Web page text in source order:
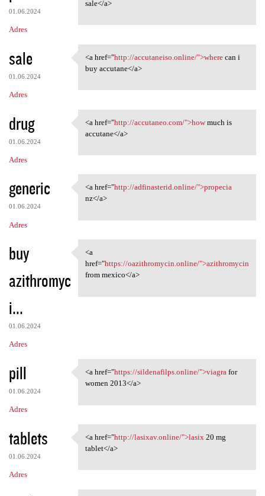
01.06.2024
Adres
sale</a>
sale
01.06.2024
Adres
<a href="http://accutaneiso
<a href="http://accutaneiso.online/">wherecan i
buy accutane</a>
drug
01.06.2024
Adres
<a href="http://accutaneo.com
<a href="http://accutaneo.com/">howmuch is
accutane</a>
generic
01.06.2024
Adres
<a href="http://adfinasterid
<a href="http://adfinasterid.online/">propecia
nz</a>
buy
azithromyc
i...
01.06.2024
Adres
<a href="https:/
<a
href="https://oazithromycin.online/">azithromycin
from mexico</a>
pill
01.06.2024
Adres
<a href="https://sildenafilps
<a href="https://sildenafilps.online/">viagrafor
women 2013</a>
tablets
01.06.2024
Adres
<a href="http://lasixav
<a href="http://lasixav.online/">lasix 20 mg
tablet</a>